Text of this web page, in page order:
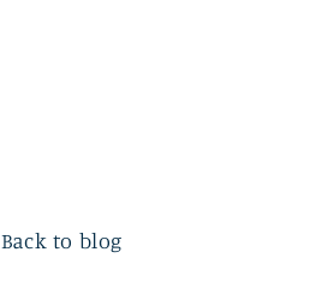
Back to blog